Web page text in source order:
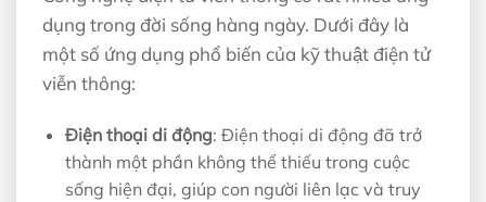
dụng trong đời sống hàng ngày. Dưới đây là
một số ứng dụng phổ biến của kỹ thuật điện tử
viễn thông:
Điện thoại di động: Điện thoại di động đã trở
thành một phần không thể thiếu trong cuộc
sống hiện đại, giúp con người liên lạc và truy